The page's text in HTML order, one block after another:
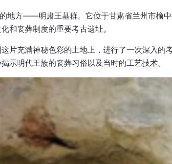
地方——明肃王墓群。它位于甘肃省兰州市榆
和丧葬制度的重要考古遗址。
片充满神秘色彩的土地上，进行了一次深入的
示明代王族的丧葬习俗以及当时的工艺技术。